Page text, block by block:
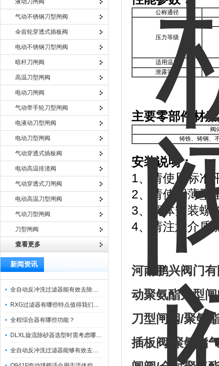
液动刀闸阀
气动不锈钢刀型闸阀
伞齿轮穿透式插板阀
电动不锈钢刀型闸阀
暗杆刀闸阀
高温刀型闸阀
电动刀闸阀
气动带手轮刀型闸阀
电液动刀型闸阀
电动刀型闸阀
气动穿透式插板阀
电动高温排渣阀
气动穿透式刀闸阀
电动高温刀型闸阀
气动刀型闸阀
刀型闸阀
查看更多
新闻资讯
全自动反冲洗过滤器能有效去除过滤介质上的杂质
RXG过滤器有哪些特点值得我们选择？
全程综合器有哪些功能？
DLXL旋流除砂器选型时需考虑哪些因素？
全自动反冲洗过滤器能够有效去除不同粒径的固体杂
公称通径
压力等级
适用温度
泄露等级
主要零部件材
阀
铸铁、铸钢、
安装说明：
1、请使用标准
2、请使用薄型
3、阀体安装螺
4、请注意介质
河南鹏兴阀门
动聚氨酯刀型
刀型闸阀/聚氨
插板阀
聚氨酯